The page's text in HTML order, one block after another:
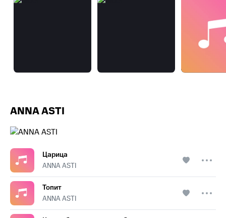
ANNA ASTI
Царица
ANNA ASTI
Топит
ANNA ASTI